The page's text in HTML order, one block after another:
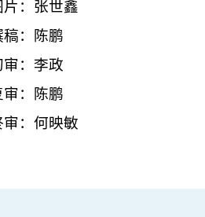
片：张世鑫
稿：陈鹏
审：李政
审：陈鹏
审：何映敏